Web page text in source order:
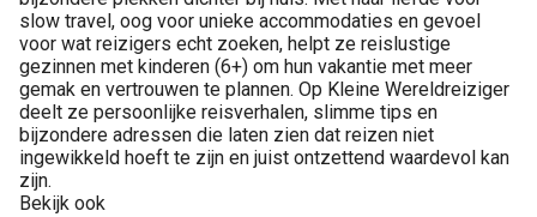
slow travel, oog voor unieke accommodaties en gevoel
voor wat reizigers echt zoeken, helpt ze reislustige
gezinnen met kinderen (6+) om hun vakantie met meer
gemak en vertrouwen te plannen. Op Kleine Wereldreiziger
deelt ze persoonlijke reisverhalen, slimme tips en
bijzondere adressen die laten zien dat reizen niet
ingewikkeld hoeft te zijn en juist ontzettend waardevol kan
zijn.
Bekijk ook